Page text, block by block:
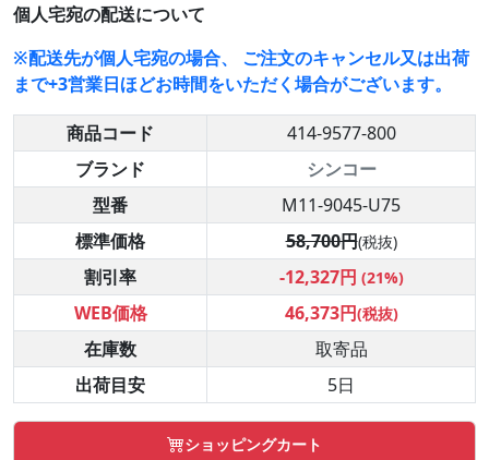
個人宅宛の配送について
※配送先が個人宅宛の場合、 ご注文のキャンセル又は出荷
まで+3営業日ほどお時間をいただく場合がございます。
商品コード
414-9577-800
ブランド
シンコー
型番
M11-9045-U75
標準価格
58,700円(税抜)
割引率 -12,327円 (21%)
WEB価格 46,373円(税抜)
在庫数
取寄品
出荷目安
5日
ショッピングカート